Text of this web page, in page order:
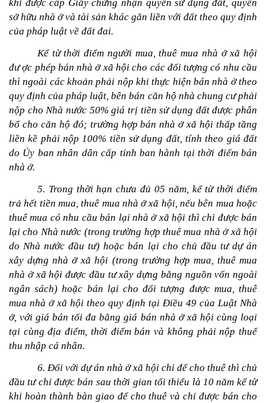
khi được cấp Giấy chứng nhận quyền sử dụng đất, quyền
sở hữu nhà ở và tài sản khác gắn liền với đất theo quy định
của pháp luật về đất đai.
Kể từ thời điểm người mua, thuê mua nhà ở xã hội
đư ợc phép bán nhà ở xã hội cho các đối tượng có nhu cầu
thì ngoài các khoản phải nộp khi thực hiện bán nhà ở theo
quy định của pháp luật, bên bán căn hộ nhà chung cư phải
nộp cho Nhà nước 50% giá trị tiền sử dụng đất được phân
bổ cho căn hộ đó; trường hợp bán nhà ở xã hội thấp tầng
liền kề phải nộp 100% tiền sử dụng đất, tính theo giá đất
do Ủy ban nhân dân cấp tỉnh ban hành tại thời điểm bán
nhà ở.
5. Trong thời hạn chưa đủ 05 năm, kể từ thời điểm
trả hết tiền mua, thuê mua nhà ở xã hội, nếu bên mua hoặc
thuê mua có nhu cầu bán lại nhà ở xã hội thì chỉ được bán
lại cho Nhà nước (trong trường hợp thuê mua nhà ở xã hội
do Nhà nước đầu tư) hoặc bán lại cho chủ đầu tư dự án
xây dựng nhà ở xã hội (trong trường hợp mua, thuê mua
nhà ở xã hội được đầu tư xây dựng bằng nguồn vốn ngoài
ngân sách) hoặc bán lại cho đối tượng được mua, thuê
mua nhà ở xã hội theo quy định tại Điều 49 của Luật Nhà
ở, với giá bán tối đa bằng giá bán nhà ở xã hội cùng loại
tại cùng địa điểm, thời điểm bán và không phải nộp thuế
thu nhập cá nhân.
6. Đối với dự án nhà ở xã hội chỉ để cho thuê thì chủ
đầu tư chỉ được bán sau thời gian tối thiểu là 10 năm kể từ
khi hoàn thành bàn giao để cho thuê và chỉ được bán cho